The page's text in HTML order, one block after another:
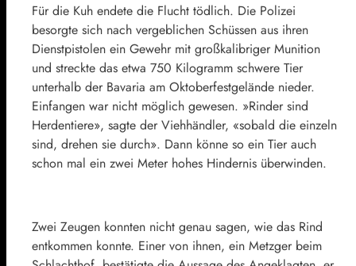
Für die Kuh endete die Flucht tödlich. Die Polizei
besorgte sich nach vergeblichen Schüssen aus ihren
Dienstpistolen ein Gewehr mit großkalibriger Munition
und streckte das etwa 750 Kilogramm schwere Tier
unterhalb der Bavaria am Oktoberfestgelände nieder.
Einfangen war nicht möglich gewesen. »Rinder sind
Herdentiere», sagte der Viehhändler, «sobald die einzeln
sind, drehen sie durch». Dann könne so ein Tier auch
schon mal ein zwei Meter hohes Hindernis überwinden.
Zwei Zeugen konnten nicht genau sagen, wie das Rind
entkommen konnte. Einer von ihnen, ein Metzger beim